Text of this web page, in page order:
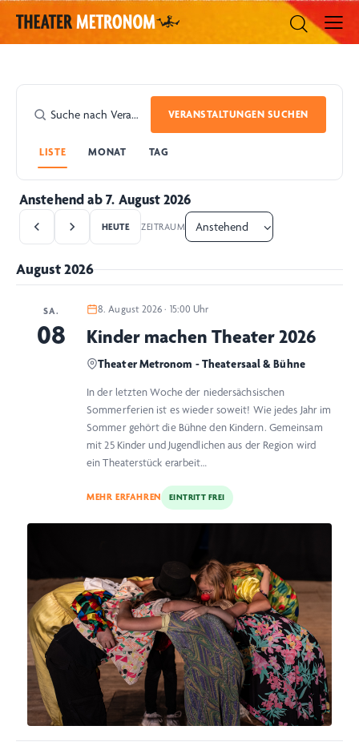
VERANSTALTUNGEN SUCHEN
LISTE MONAT TAG
HEUTE
Anstehend ab 7. August 2026
ZEITRAUM
August 2026
SA.
08
8. August 2026 · 15:00 Uhr
Kinder machen Theater 2026
Theater Metronom - Theatersaal & Bühne
In der letzten Woche der niedersächsischen
Sommerferien ist es wieder soweit! Wie jedes Jahr im
Sommer gehört die Bühne den Kindern. Gemeinsam
mit 25 Kinder und Jugendlichen aus der Region wird
ein Theaterstück erarbeit…
MEHR ERFAHREN EINTRITT FREI